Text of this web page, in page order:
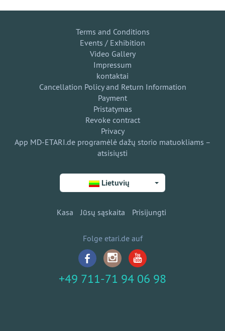
Terms and Conditions
Events / Exhibition
Video Gallery
Impressum
kontaktai
Cancellation Policy and Return Information
Payment
Pristatymas
Revoke contract
Privacy
App MD-ETARI.de programėlė dažų storio matuokliams –
atsisiųsti
Lietuvių
Kasa Jūsų sąskaita Prisijungti
Folge etari.de auf
+49 711-71 94 06 98